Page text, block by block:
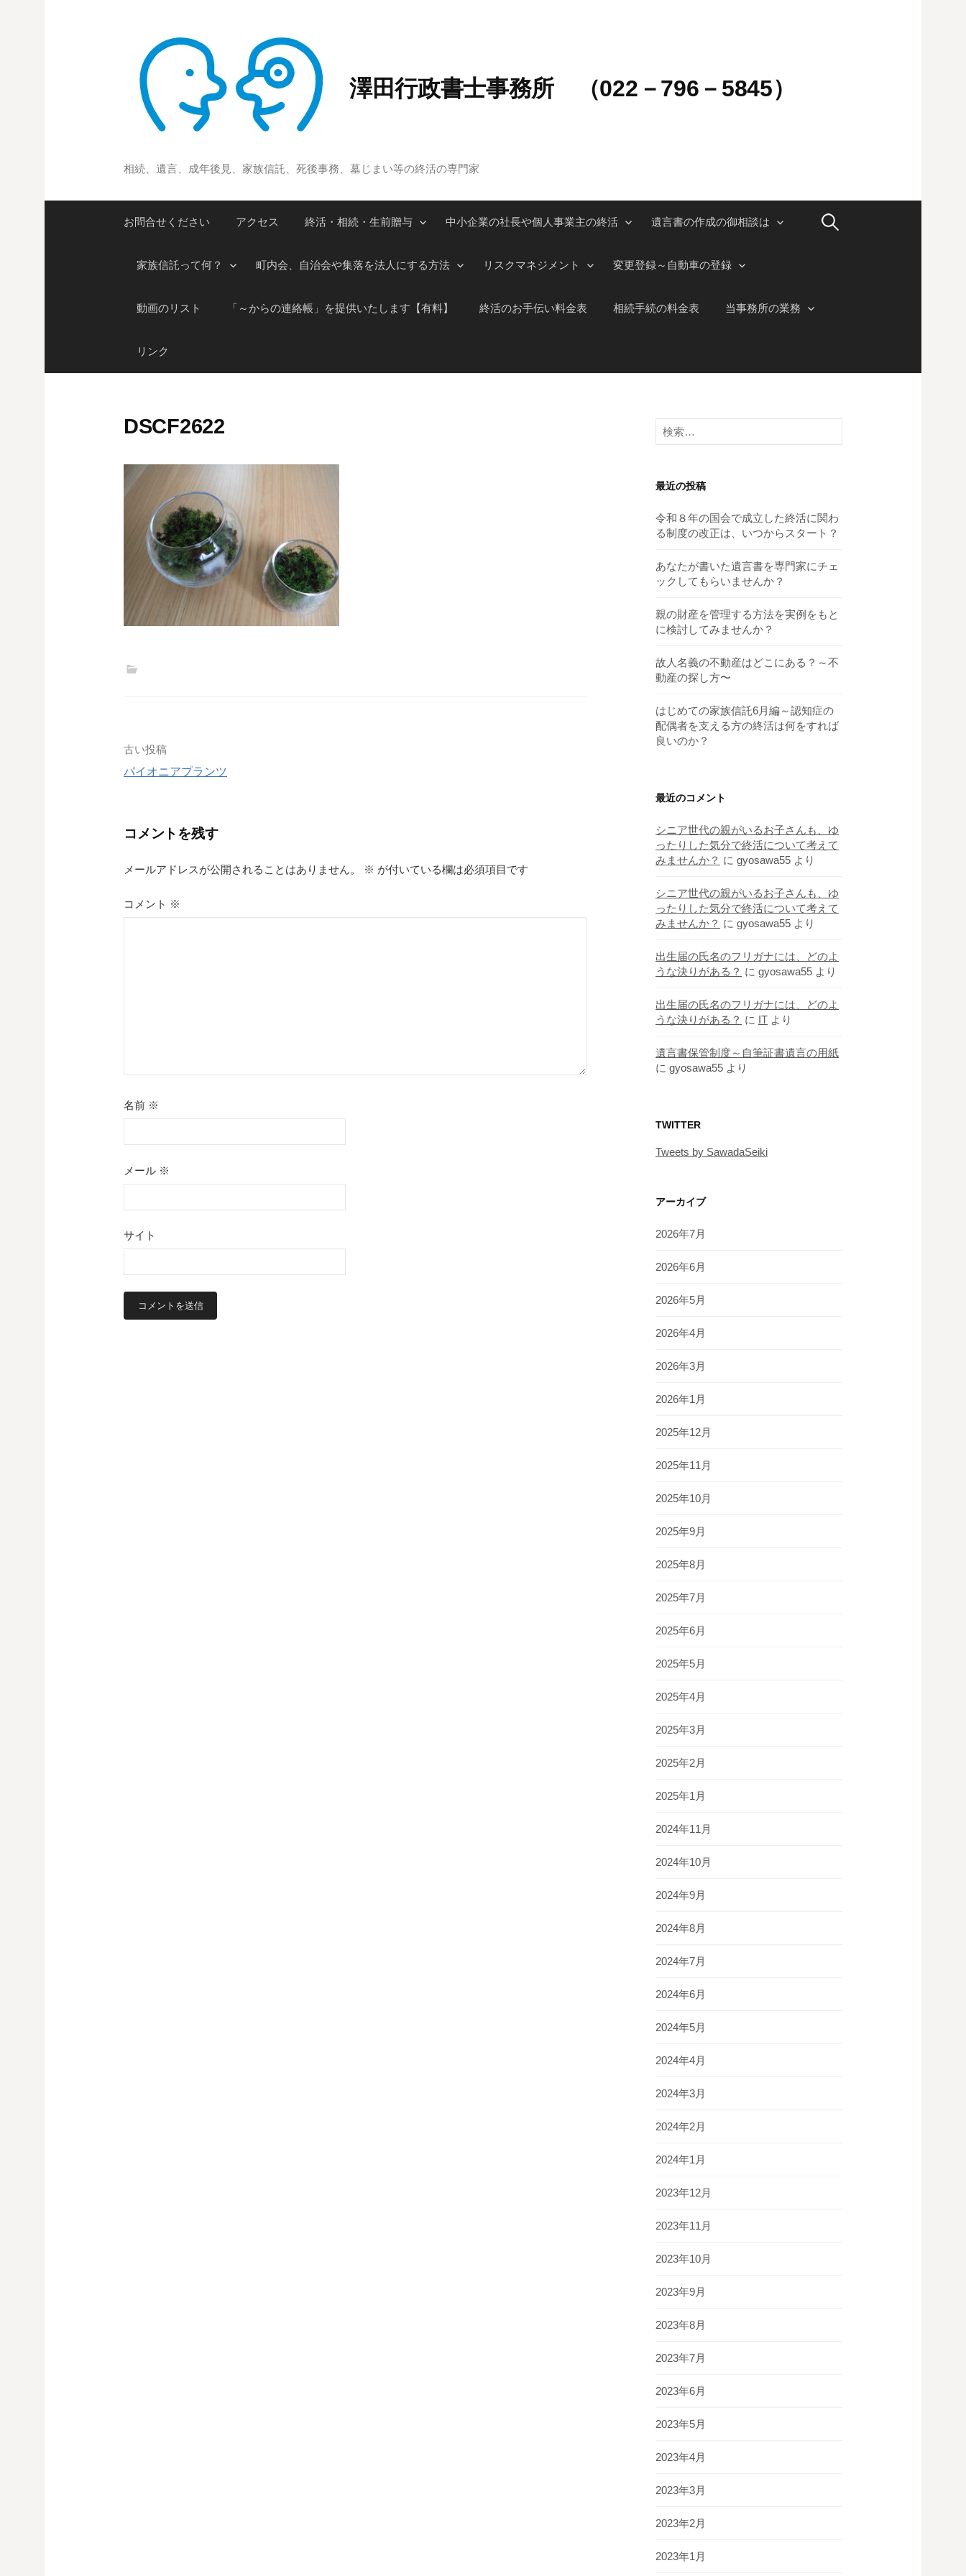
澤田行政書士事務所 （022－796－5845）
相続、遺言、成年後見、家族信託、死後事務、墓じまい等の終活の専門家
お問合せください アクセス 終活・相続・生前贈与 中小企業の社長や個人事業主の終活 遺言書の作成の御相談は
家族信託って何？ 町内会、自治会や集落を法人にする方法 リスクマネジメント 変更登録～自動車の登録
動画のリスト 「～からの連絡帳」を提供いたします【有料】 終活のお手伝い料金表 相続手続の料金表 当事務所の業務
リンク
検
DSCF2622
投
稿
ビ
ゲ
ー
古い投稿
パイオニアプランツ
コメントを残す
メールアドレスが公開されることはありません。 ※ が付いている欄は必須項目です
コメント ※
名前 ※
メール ※
サイト
検
索:
最近の投稿
令和８年の国会で成立した終活に関わ
る制度の改正は、いつからスタート？
あなたが書いた遺言書を専門家にチェ
ックしてもらいませんか？
親の財産を管理する方法を実例をもと
に検討してみませんか？
故人名義の不動産はどこにある？～不
動産の探し方〜
はじめての家族信託6月編～認知症の
配偶者を支える方の終活は何をすれば
良いのか？
最近のコメント
シニア世代の親がいるお子さんも、ゆ
ったりした気分で終活について考えて
みませんか？ に gyosawa55 より
シニア世代の親がいるお子さんも、ゆ
ったりした気分で終活について考えて
みませんか？ に gyosawa55 より
出生届の氏名のフリガナには、どのよ
うな決りがある？ に gyosawa55 より
出生届の氏名のフリガナには、どのよ
うな決りがある？ に IT より
遺言書保管制度～自筆証書遺言の用紙
に gyosawa55 より
TWITTER
Tweets by SawadaSeiki
アーカイブ
2026年7月
2026年6月
2026年5月
2026年4月
2026年3月
2026年1月
2025年12月
2025年11月
2025年10月
2025年9月
2025年8月
2025年7月
2025年6月
2025年5月
2025年4月
2025年3月
2025年2月
2025年1月
2024年11月
2024年10月
2024年9月
2024年8月
2024年7月
2024年6月
2024年5月
2024年4月
2024年3月
2024年2月
2024年1月
2023年12月
2023年11月
2023年10月
2023年9月
2023年8月
2023年7月
2023年6月
2023年5月
2023年4月
2023年3月
2023年2月
2023年1月